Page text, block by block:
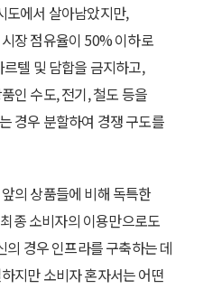
도에서 살아남았지만,
장 점유율이 50% 이하로
텔 및 담합을 금지하고,
인 수도, 전기, 철도 등을
경우 분할하여 경쟁 구도를
의 상품들에 비해 독특한
종 소비자의 이용만으로도
경우 인프라를 구축하는 데
지만 소비자 혼자서는 어떤